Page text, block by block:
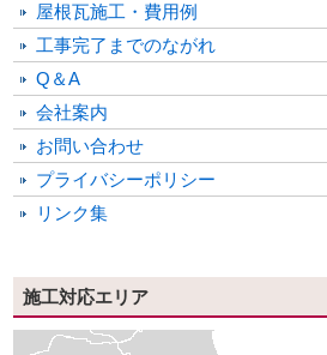
屋根瓦施工・費用例
工事完了までのながれ
Q＆A
会社案内
お問い合わせ
プライバシーポリシー
リンク集
施工対応エリア